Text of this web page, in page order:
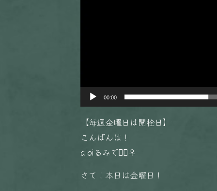
00:00
【毎週金曜日は開栓日】
こんばんは！
aioiるみです🏻‍♀️
さて！本日は金曜日！